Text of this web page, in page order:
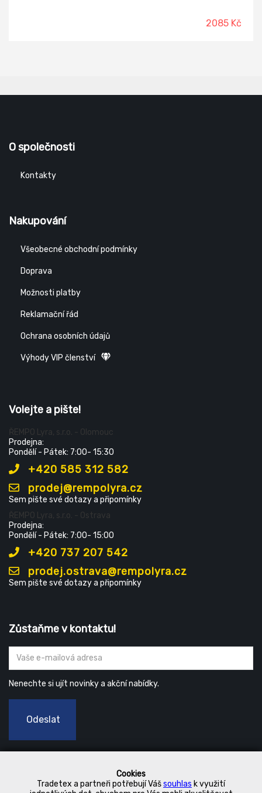
Cookies
Tradetex a partneři potřebují Vášsouhlas k využití
2085 Kč
O společnosti
Kontakty
Nakupování
Všeobecné obchodní podmínky
Doprava
Možnosti platby
Reklamační řád
Ochrana osobních údajů
Výhody VIP členství
Volejte a pište!
ŘEMPO Lyra, s.r.o. - Olomouc
Prodejna:
Pondělí - Pátek: 7:00- 15:30
+420 585 312 582
prodej@rempolyra.cz
Sem pište své dotazy a připomínky
ŘEMPO Lyra, s.r.o. - Ostrava
Prodejna:
Pondělí - Pátek: 7:00- 15:00
+420 737 207 542
prodej.ostrava@rempolyra.cz
Sem pište své dotazy a připomínky
Zůstaňme v kontaktu!
Nenechte si ujít novinky a akční nabídky.
Odeslat